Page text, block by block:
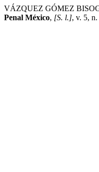
VÁZQUEZ GÓMEZ
Penal México, [S. l.], v. 5,